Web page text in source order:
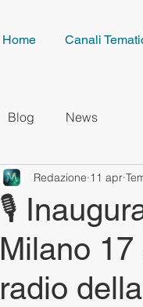
Home Canali
Blog News
🎙️
Milano
radio
Redazione 11 apr